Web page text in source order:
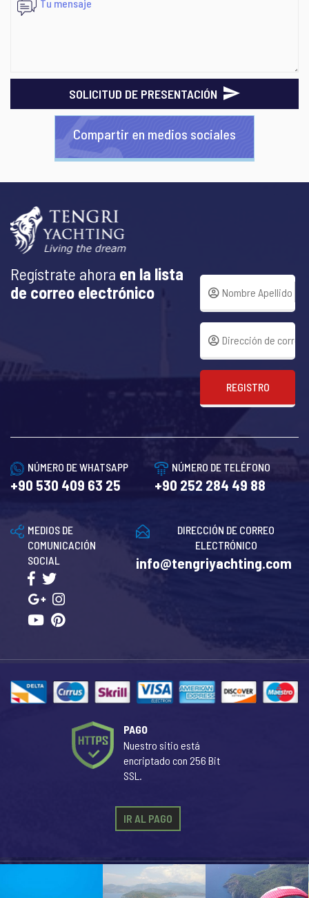
SOLICITUD DE PRESENTACIÓN
Compartir en medios sociales
Regístrate ahora en la lista
de correo electrónico
REGISTRO
NÚMERO DE WHATSAPP
+90 530 409 63 25
NÚMERO DE TELÉFONO
+90 252 284 49 88
DIRECCIÓN DE CORREO
ELECTRÓNICO
info@tengriyachting.com
MEDIOS DE
COMUNICACIÓN
SOCIAL
PAGO
Nuestro sitio está
encriptado con 256 Bit
SSL.
IR AL PAGO